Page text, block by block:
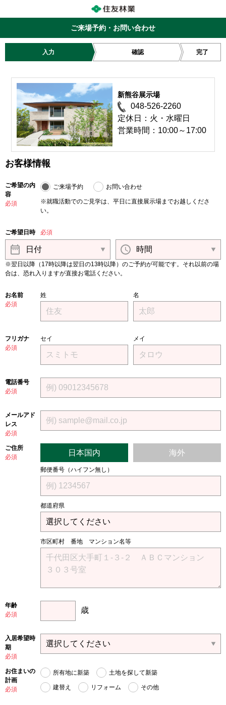
ご来場予約・お問い合わせ
入力 確認 完了
新熊谷展示場
048-526-2260
定休日：火・水曜日
営業時間：10:00～17:00
お客様情報
ご希望の内
容
必須
ご来場予約 お問い合わせ
※就職活動でのご見学は、平日に直接展示場までお越しくださ
い。
ご希望日時 必須
※翌日以降（17時以降は翌日の13時以降）のご予約が可能です。それ以前の場
合は、恐れ入りますが直接お電話ください。
お名前
必須
姓 名
フリガナ
必須
セイ メイ
電話番号
必須
メールアド
レス
必須
ご住所
必須
日本国内 海外
郵便番号（ハイフン無し）
都道府県
市区町村 番地 マンション名等
年齢
必須
歳
入居希望時
期
必須
お住まいの
計画
必須
所有地に新築 土地を探して新築
建替え リフォーム その他